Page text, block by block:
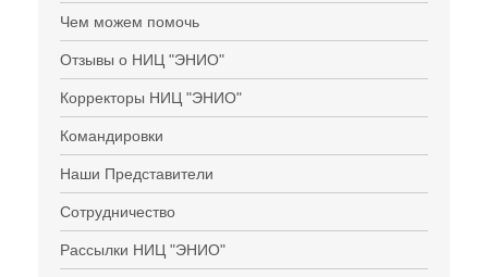
Чем можем помочь
Отзывы о НИЦ "ЭНИО"
Корректоры НИЦ "ЭНИО"
Командировки
Наши Представители
Сотрудничество
Рассылки НИЦ "ЭНИО"